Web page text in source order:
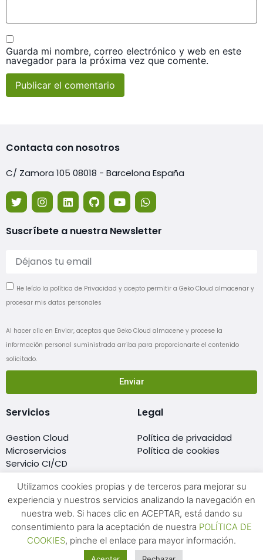
Guarda mi nombre, correo electrónico y web en este
navegador para la próxima vez que comente.
Contacta con nosotros
C/ Zamora 105 08018 - Barcelona España
Suscríbete a nuestra Newsletter
He leído la política de Privacidad y acepto permitir a Geko Cloud almacenar y
procesar mis datos personales
Al hacer clic en Enviar, aceptas que Geko Cloud almacene y procese la
información personal suministrada arriba para proporcionarte el contenido
solicitado.
Enviar
Servicios
Gestion Cloud
Microservicios
Servicio CI/CD
Migración al cloud
Monitorización
Resellers de cloud
Soporte DevOps 24×7
Formación Cloud
Legal
Política de privacidad
Política de cookies
Utilizamos cookies propias y de terceros para mejorar su
experiencia y nuestros servicios analizando la navegación en
nuestra web. Si haces clic en ACEPTAR, está dando su
consentimiento para la aceptación de nuestra POLÍTICA DE
COOKIES, pinche el enlace para mayor información.